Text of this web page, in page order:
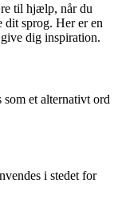
til hjælp, når du
dit sprog. Her er en
dig inspiration.
et alternativt ord
i stedet for